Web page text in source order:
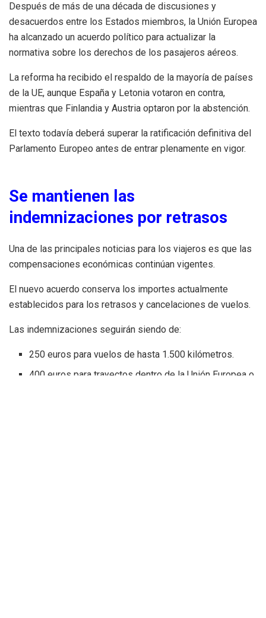
Después de más de una década de discusiones y
desacuerdos entre los Estados miembros, la Unión Europea
ha alcanzado un acuerdo político para actualizar la
normativa sobre los derechos de los pasajeros aéreos.
La reforma ha recibido el respaldo de la mayoría de países
de la UE, aunque España y Letonia votaron en contra,
mientras que Finlandia y Austria optaron por la abstención.
El texto todavía deberá superar la ratificación definitiva del
Parlamento Europeo antes de entrar plenamente en vigor.
Se mantienen las
indemnizaciones por retrasos
Una de las principales noticias para los viajeros es que las
compensaciones económicas continúan vigentes.
El nuevo acuerdo conserva los importes actualmente
establecidos para los retrasos y cancelaciones de vuelos.
Las indemnizaciones seguirán siendo de:
250 euros para vuelos de hasta 1.500 kilómetros.
400 euros para trayectos dentro de la Unión Europea o